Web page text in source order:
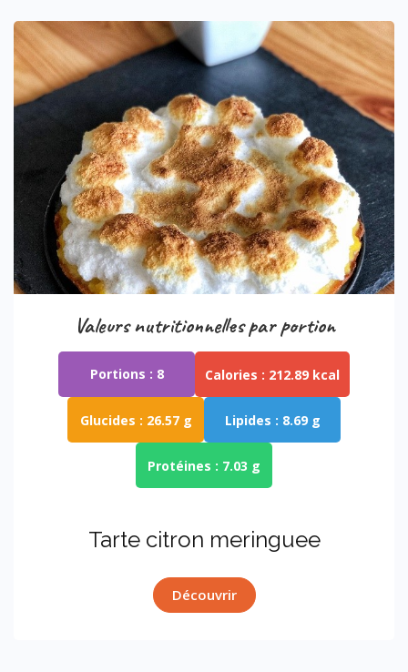
Valeurs nutritionnelles par portion
Portions : 8 Calories : 212.89 kcal
Glucides : 26.57 g Lipides : 8.69 g
Protéines : 7.03 g
tarte citron meringuee
Découvrir